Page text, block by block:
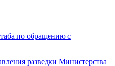
по обращению с
разведки Министерства